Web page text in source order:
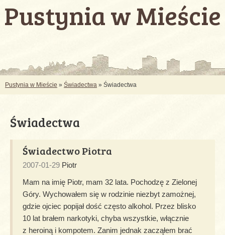
Pustynia w Mieście
Pustynia w Mieście » Świadectwa » Świadectwa
Świadectwa
Świadectwo Piotra
2007-01-29 Piotr
Mam na imię Piotr, mam 32 lata. Pochodzę z Zielonej
Góry. Wychowałem się w rodzinie niezbyt zamożnej,
gdzie ojciec popijał dość często alkohol. Przez blisko
10 lat brałem narkotyki, chyba wszystkie, włącznie
z heroiną i kompotem. Zanim jednak zacząłem brać